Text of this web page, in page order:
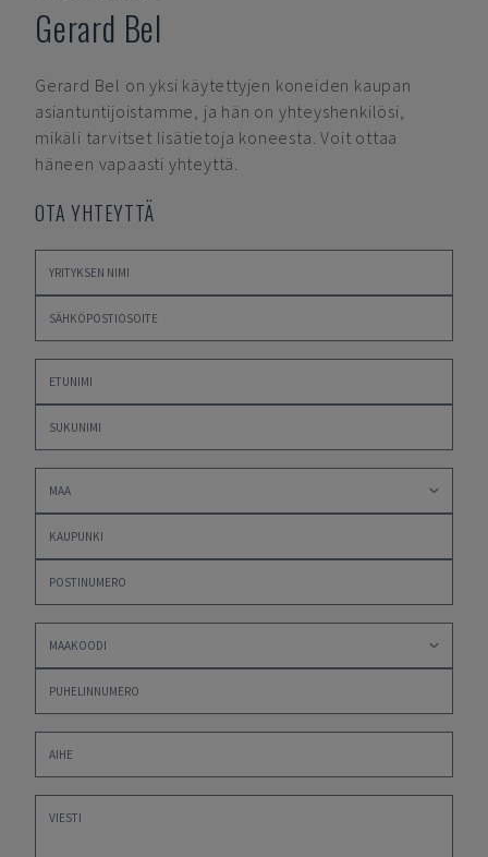
Gerard Bel
Gerard Bel on yksi käytettyjen koneiden kaupan
asiantuntijoistamme, ja hän on yhteyshenkilösi,
mikäli tarvitset lisätietoja koneesta. Voit ottaa
häneen vapaasti yhteyttä.
OTA YHTEYTTÄ